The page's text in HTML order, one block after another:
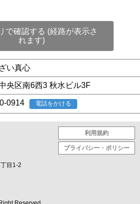
で確認する (経路が表示さ
れます)
い真心
央区南6西3 秋水ビル3F
0914 電話をかける
目1-2
利用規約
プライバシー・ポリシー